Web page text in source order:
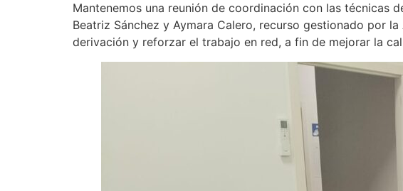
Mantenemos una reunión de coordinación con las técnicas
Beatriz Sánchez y Aymara Calero, recurso gestionado por
derivación y reforzar el trabajo en red, a fin de mejorar la